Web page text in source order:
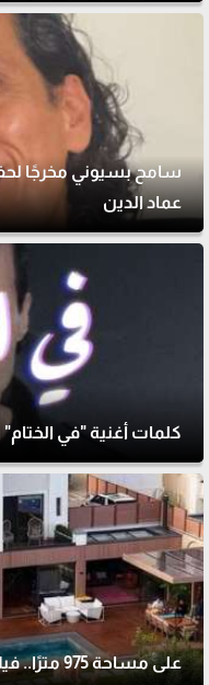
سامح بسيوني مخرجًا
عماد الدين
كلمات أغنية "في الختام"
على مساحة 975 مترًا.. فيلا محمد صلاح في طرابزون